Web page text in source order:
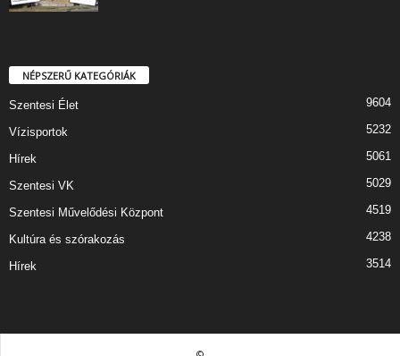
NÉPSZERŰ KATEGÓRIÁK
Szentesi Élet 9604
Vízisportok 5232
Hírek 5061
Szentesi VK 5029
Szentesi Művelődési Központ 4519
Kultúra és szórakozás 4238
Hírek 3514